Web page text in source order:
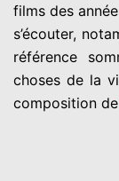
films des
s’écouter,
référence
choses de la
composition de